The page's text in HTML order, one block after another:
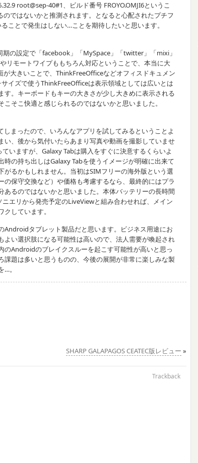
root@sep-40#1、ビルド番号 FROYO.OMJI6というこ
ではないかと推測されます。となると心配されたプチフ
ことで発生はしない…ことを期待したいと思います。
の設定で「facebook」「MySpace」「twitter」「mixi」
リモートワイプももちろん対応ということで、本当に大
大きいことで、ThinkFreeOfficeなどオフィスドキュメン
イズで使うThinkFreeOfficeは表示領域としては広いとは
。キーボードもキーの大きさが少し大きめに表示される
そこ快適と感じられるのではないかと思いました。
まったので、いろんなアプリを試してみるということよ
い、後から気付いたらあまり写真や動画を撮影していませ
いますが、Galaxy Tabは購入をすぐに決意するくらいよ
の持ち出しはGalaxy Tabを使うイメージが明確に出来て
るかもしれません。当初はSIMフリーの海外版という選
保守交換など）や価格も考慮するなら、最終的にはプラ
るのではないかと思いました。本体バッテリーの長時間
エリから発売予定のLiveViewと組み合わせれば、メイン
しています。
タブレット製品だと思います。ビジネス用途にお
い選択肢になる可能性は高いので、法人需要が喚起され
のAndroidのブレイクスルーを起こす可能性が高いと思っ
題は多いと思うものの、今後の展開が非常に楽しみな製
…。
SHARP GALAPAGOS CEATEC版レビュー »
Trackback